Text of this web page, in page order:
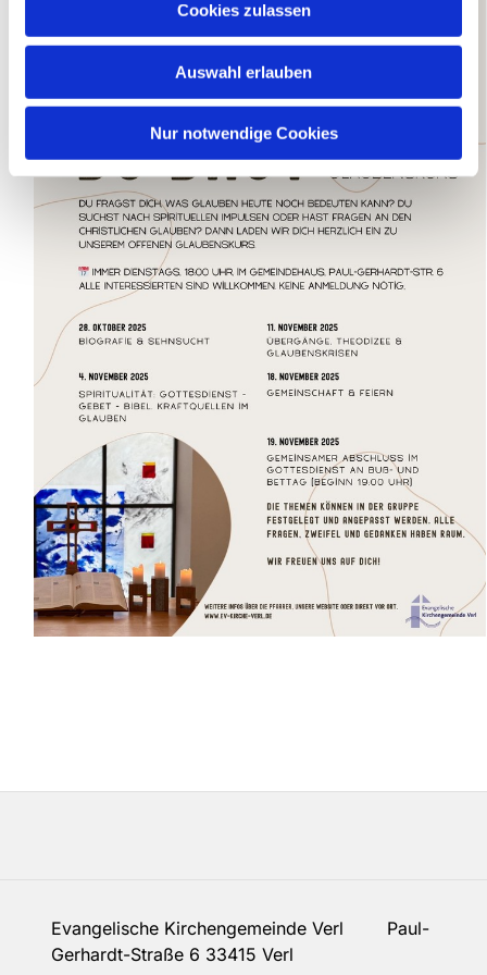
Cookies zulassen
Auswahl erlauben
Nur notwendige Cookies
Evangelische Kirchengemeinde Verl Paul-
Gerhardt-Straße 6 33415 Verl